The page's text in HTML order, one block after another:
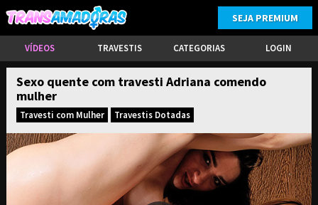
VÍDEOS TRAVESTIS CATEGORIAS LOGIN
SEJA PREMIUM
Sexo quente com travesti Adriana comendo
mulher
Travesti com Mulher Travestis Dotadas